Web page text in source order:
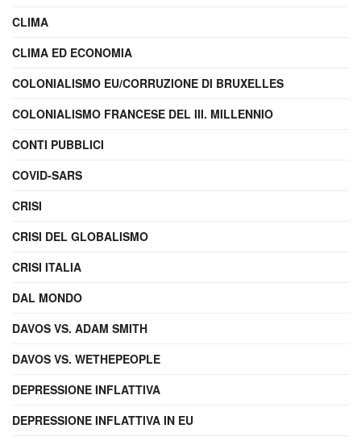
CLIMA
CLIMA ED ECONOMIA
COLONIALISMO EU/CORRUZIONE DI BRUXELLES
COLONIALISMO FRANCESE DEL III. MILLENNIO
CONTI PUBBLICI
COVID-SARS
CRISI
CRISI DEL GLOBALISMO
CRISI ITALIA
DAL MONDO
DAVOS VS. ADAM SMITH
DAVOS VS. WETHEPEOPLE
DEPRESSIONE INFLATTIVA
DEPRESSIONE INFLATTIVA IN EU